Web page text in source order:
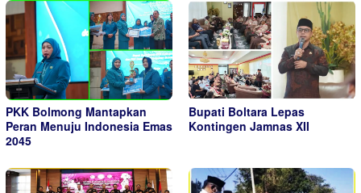
PKK Bolmong Mantapkan
Peran Menuju Indonesia Emas
2045
Bupati Boltara Lepas
Kontingen Jamnas XII